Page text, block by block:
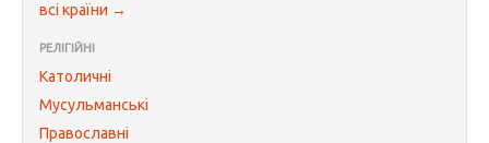
всі країни →
РЕЛІГІЙНІ
Католичні
Мусульманські
Православні